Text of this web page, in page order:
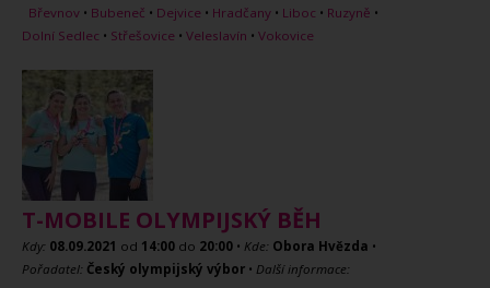
Břevnov • Bubeneč • Dejvice • Hradčany • Liboc • Ruzyně •
Dolní Sedlec • Střešovice • Veleslavín • Vokovice
T-MOBILE OLYMPIJSKÝ BĚH
Kdy: 08.09.2021 od 14:00 do 20:00 • Kde: Obora Hvězda •
Pořadatel: Český olympijský výbor • Další informace: